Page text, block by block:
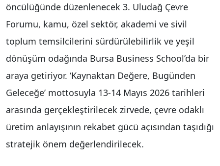
öncülüğünde düzenlenecek 3. Uludağ Çevre
Forumu, kamu, özel sektör, akademi ve sivil
toplum temsilcilerini sürdürülebilirlik ve yeşil
dönüşüm odağında Bursa Business School’da bir
araya getiriyor. ‘Kaynaktan Değere, Bugünden
Geleceğe’ mottosuyla 13-14 Mayıs 2026 tarihleri
arasında gerçekleştirilecek zirvede, çevre odaklı
üretim anlayışının rekabet gücü açısından taşıdığı
stratejik önem değerlendirilecek.